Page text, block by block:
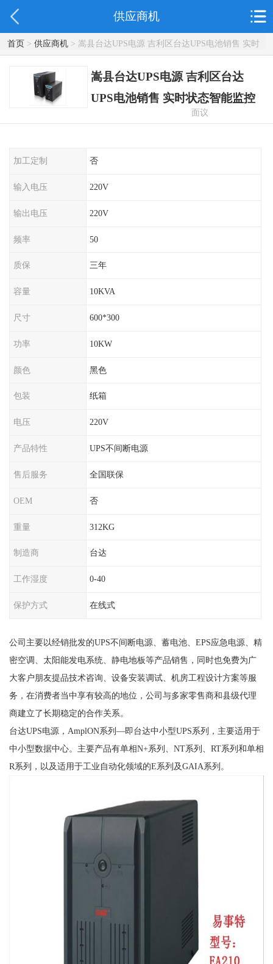
供应商机
首页> 供应商机> 嵩县台达UPS电源 吉利区台达UPS电池销售 实时
状态智能监控
嵩县台达UPS电源 吉利区台达
UPS电池销售 实时状态智能监控
面议
加工定制 否
输入电压 220V
输出电压 220V
频率 50
质保 三年
容量 10KVA
尺寸 600*300
功率 10KW
颜色 黑色
包装 纸箱
电压 220V
产品特性 UPS不间断电源
售后服务 全国联保
OEM 否
重量 312KG
制造商 台达
工作湿度 0-40
保护方式 在线式
公司主要以经销批发的UPS不间断电源、蓄电池、EPS应急电源、精
密空调、太阳能发电系统、静电地板等产品销售，同时也免费为广
大客户朋友提品技术咨询、设备安装调试、机房工程设计方案等服
务，在消费者当中享有较高的地位，公司与多家零售商和县级代理
商建立了长期稳定的合作关系。
台达UPS电源，AmplON系列—即台达中小型UPS系列，主要适用于
中小型数据中心。主要产品有单相N+系列、NT系列、RT系列和单相
R系列，以及适用于工业自动化领域的E系列及GAIA系列。